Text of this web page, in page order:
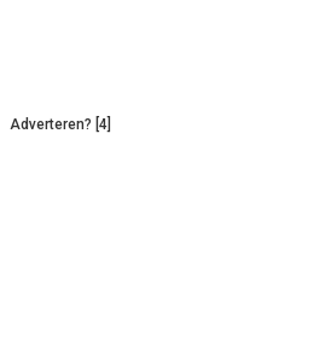
Adverteren? [4]